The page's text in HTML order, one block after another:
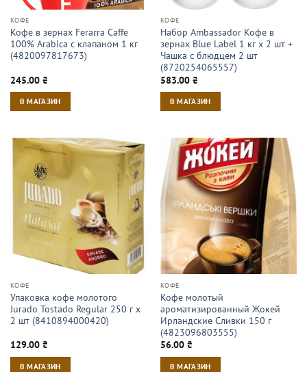
КОФЕ
Кофе в зернах Ferarra Caffe
100% Arabica с клапаном 1 кг
(4820097817673)
245.00 ₴
В МАГАЗИН
КОФЕ
Набор Ambassador Кофе в
зернах Blue Label 1 кг х 2 шт +
Чашка с блюдцем 2 шт
(8720254065557)
583.00 ₴
В МАГАЗИН
КОФЕ
Упаковка кофе молотого
Jurado Tostado Regular 250 г х
2 шт (8410894000420)
129.00 ₴
В МАГАЗИН
КОФЕ
Кофе молотый
ароматизированный Жокей
Ирландские Сливки 150 г
(4823096803555)
56.00 ₴
В МАГАЗИН